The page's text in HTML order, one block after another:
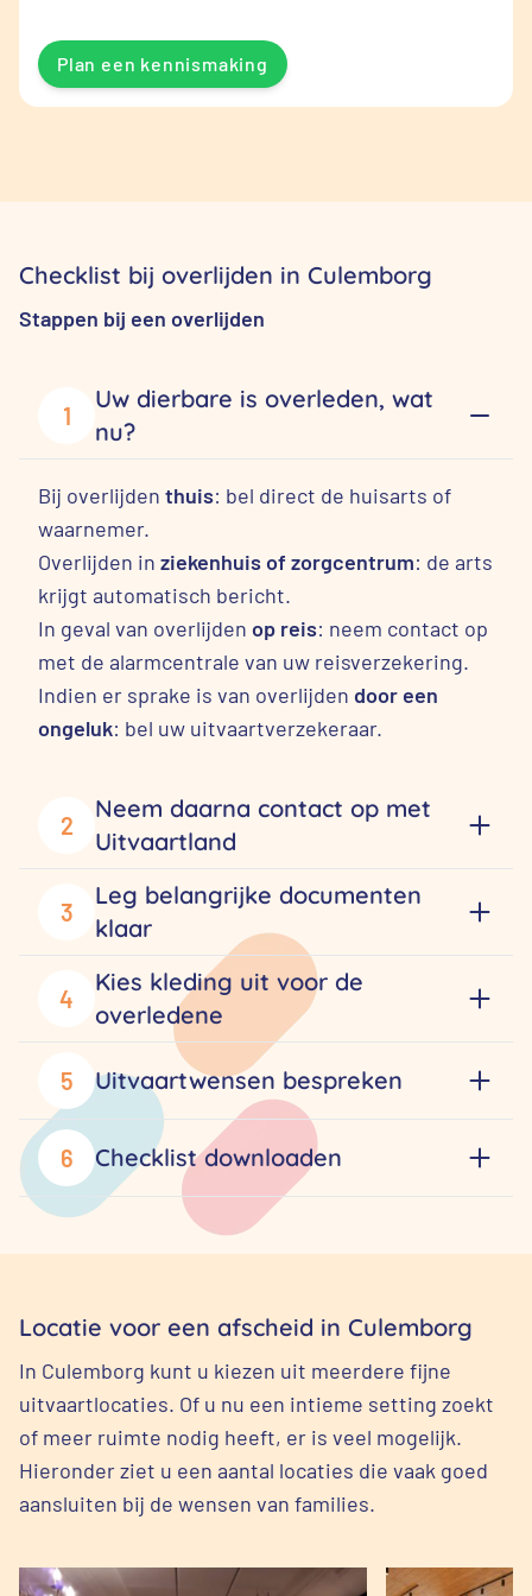
Plan een kennismaking
Checklist bij overlijden in Culemborg
Stappen bij een overlijden
1
Uw dierbare is overleden, wat
nu?
Bij overlijden thuis: bel direct de huisarts of
waarnemer.
Overlijden in ziekenhuis of zorgcentrum: de arts
krijgt automatisch bericht.
In geval van overlijden op reis: neem contact op
met de alarmcentrale van uw reisverzekering.
Indien er sprake is van overlijden door een
ongeluk: bel uw uitvaartverzekeraar.
2
Neem daarna contact op met
Uitvaartland
3
Leg belangrijke documenten
klaar
4
Kies kleding uit voor de
overledene
5 Uitvaartwensen bespreken
6 Checklist downloaden
Locatie voor een afscheid in Culemborg
In Culemborg kunt u kiezen uit meerdere fijne
uitvaartlocaties. Of u nu een intieme setting zoekt
of meer ruimte nodig heeft, er is veel mogelijk.
Hieronder ziet u een aantal locaties die vaak goed
aansluiten bij de wensen van families.